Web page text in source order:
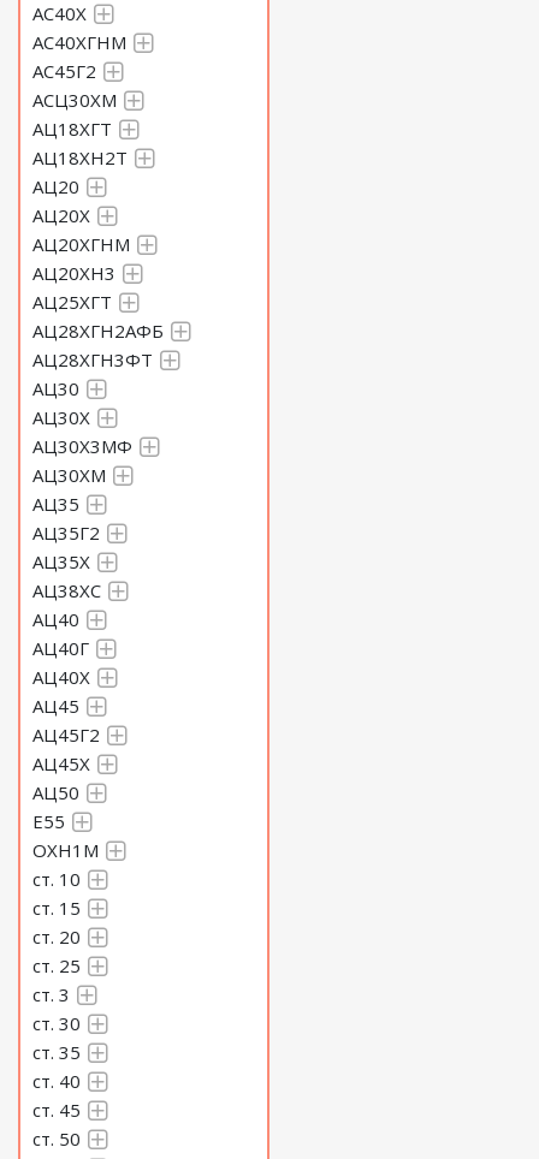
АС40Х
АС40ХГНМ
АС45Г2
АСЦ30ХМ
АЦ18ХГТ
АЦ18ХН2Т
АЦ20
АЦ20Х
АЦ20ХГНМ
АЦ20ХН3
АЦ25ХГТ
АЦ28ХГН2АФБ
АЦ28ХГН3ФТ
АЦ30
АЦ30Х
АЦ30Х3МФ
АЦ30ХМ
АЦ35
АЦ35Г2
АЦ35Х
АЦ38ХС
АЦ40
АЦ40Г
АЦ40Х
АЦ45
АЦ45Г2
АЦ45Х
АЦ50
Е55
ОХН1М
ст. 10
ст. 15
ст. 20
ст. 25
ст. 3
ст. 30
ст. 35
ст. 40
ст. 45
ст. 50